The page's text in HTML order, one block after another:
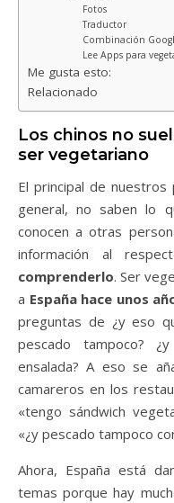
Fotos
Traductor
Combinación
Lee Apps para
Me gusta esto:
Relacionado
Los chinos no
ser vegetariano
El principal de
general, no saben lo
conocen a otras
información al
comprenderlo. Ser
a España hace unos
preguntas de ¿y eso
pescado tampoco?
ensalada? A eso se
camareros en los
«tengo sándwich
«¿y pescado tampoco
Ahora, España está
temas porque hay